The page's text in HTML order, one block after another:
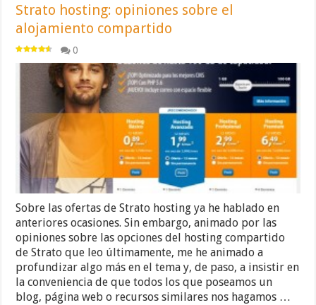
Strato hosting: opiniones sobre el
alojamiento compartido
0
Sobre las ofertas de Strato hosting ya he hablado en
anteriores ocasiones. Sin embargo, animado por las
opiniones sobre las opciones del hosting compartido
de Strato que leo últimamente, me he animado a
profundizar algo más en el tema y, de paso, a insistir en
la conveniencia de que todos los que poseamos un
blog, página web o recursos similares nos hagamos …